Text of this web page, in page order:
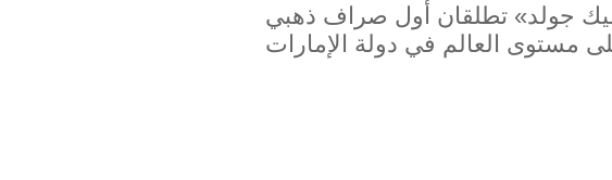
جولد» تطلقان أول صراف ذهبي
مستوى العالم في دولة الإمارات